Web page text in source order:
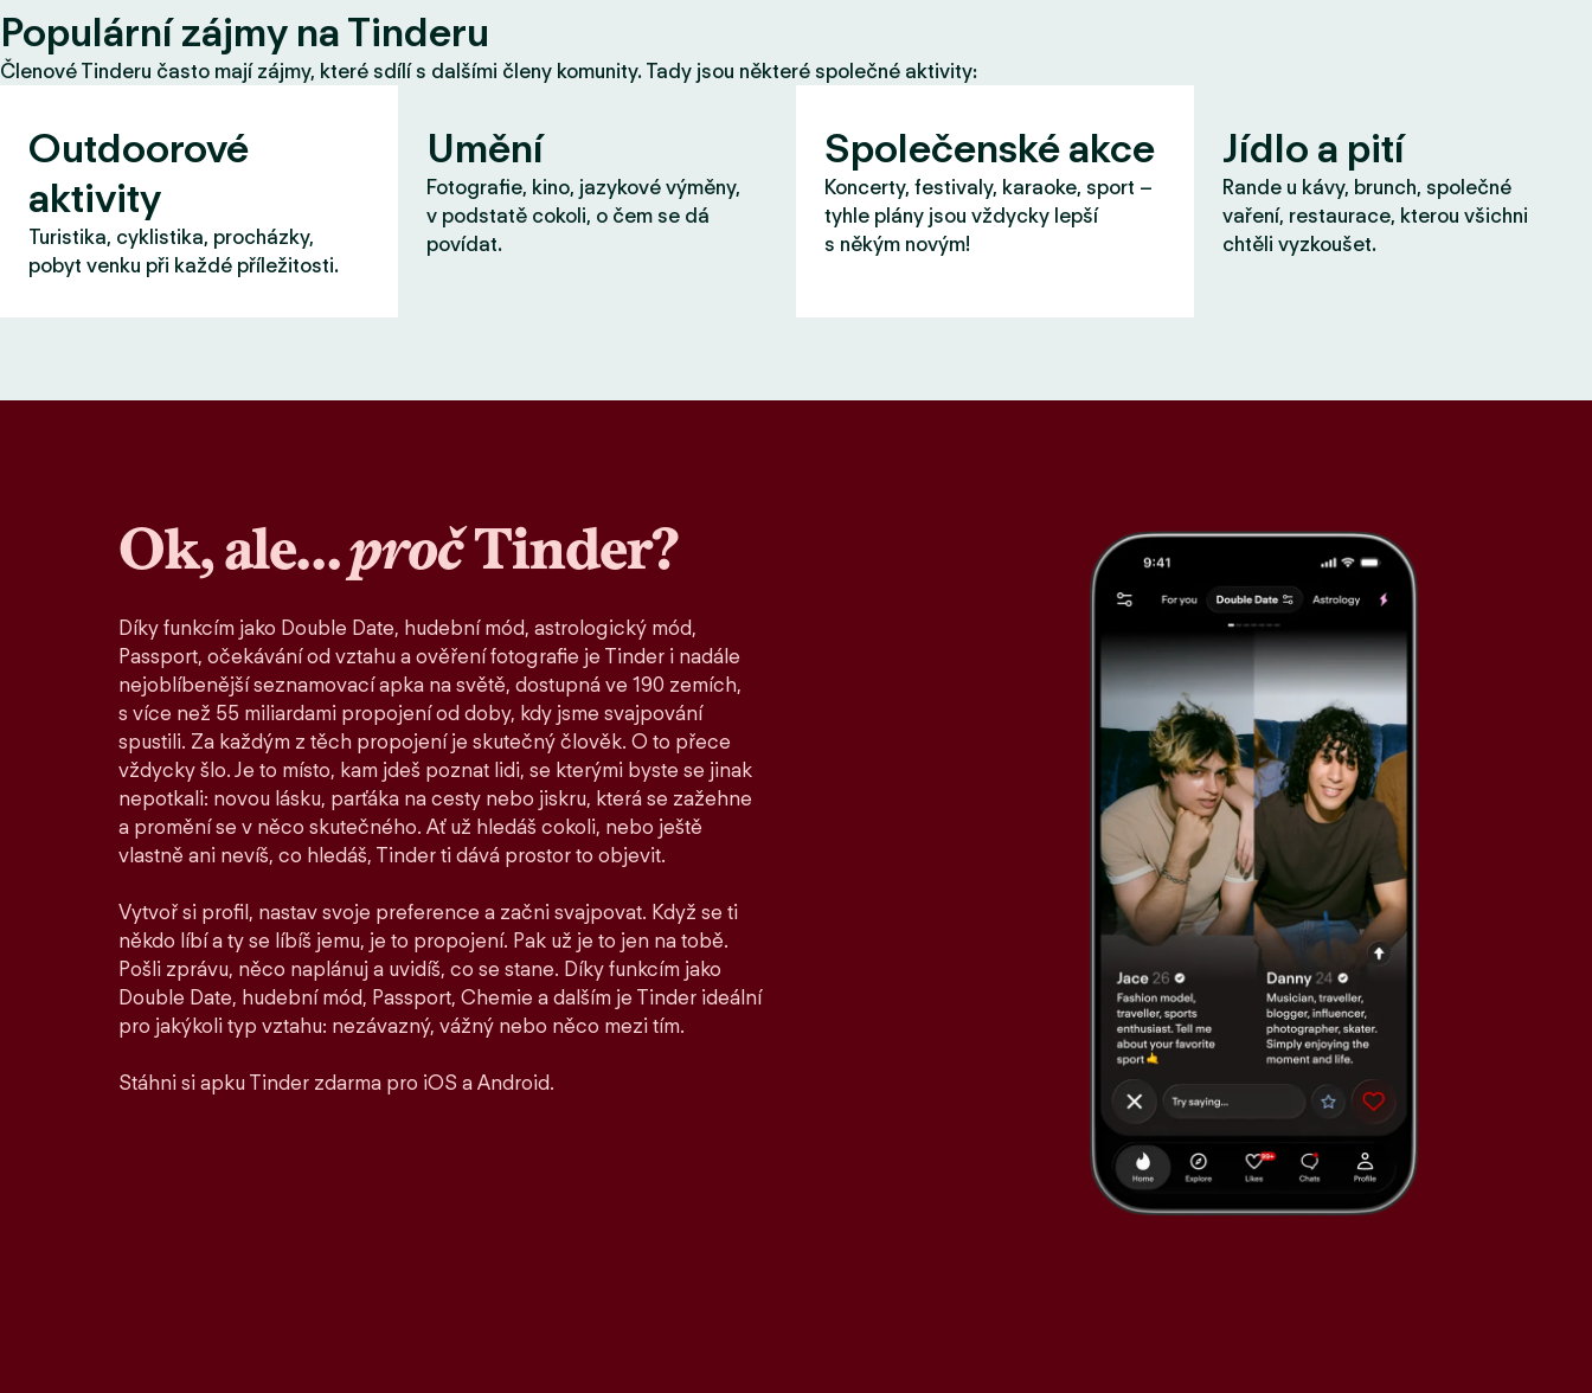
Populární zájmy na Tinderu
Členové Tinderu často mají zájmy, které sdílí s dalšími členy komunity. Tady jsou některé společné aktivity:
Outdoorové
aktivity
Turistika, cyklistika, procházky,
pobyt venku při každé příležitosti.
Umění
Fotografie, kino, jazykové výměny,
v podstatě cokoli, o čem se dá
povídat.
Společenské akce
Koncerty, festivaly, karaoke, sport –
tyhle plány jsou vždycky lepší
s někým novým!
Jídlo a pití
Rande u kávy, brunch, společné
vaření, restaurace, kterou všichni
chtěli vyzkoušet.
Ok, ale…pročTinder?
Díky funkcím jako Double Date, hudební mód, astrologický mód,
Passport, očekávání od vztahu a ověření fotografie je Tinder i nadále
nejoblíbenější seznamovací apka na světě, dostupná ve 190 zemích,
s více než 55 miliardami propojení od doby, kdy jsme svajpování
spustili. Za každým z těch propojení je skutečný člověk. O to přece
vždycky šlo. Je to místo, kam jdeš poznat lidi, se kterými byste se jinak
nepotkali: novou lásku, parťáka na cesty nebo jiskru, která se zažehne
a promění se v něco skutečného. Ať už hledáš cokoli, nebo ještě
vlastně ani nevíš, co hledáš, Tinder ti dává prostor to objevit.
Vytvoř si profil, nastav svoje preference a začni svajpovat. Když se ti
někdo líbí a ty se líbíš jemu, je to propojení. Pak už je to jen na tobě.
Pošli zprávu, něco naplánuj a uvidíš, co se stane. Díky funkcím jako
Double Date, hudební mód, Passport, Chemie a dalším je Tinder ideální
pro jakýkoli typ vztahu: nezávazný, vážný nebo něco mezi tím.
Stáhni si apku Tinder zdarma pro iOS a Android.